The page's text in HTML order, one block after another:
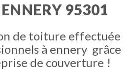
95301
de toiture effectuée
à ennery grâce
de couverture !